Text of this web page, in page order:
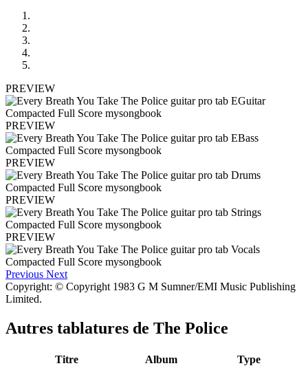
PREVIEW
PREVIEW
PREVIEW
PREVIEW
PREVIEW
Previous Next
Copyright: © Copyright 1983 G M Sumner/EMI Music Publishing
Limited.
Autres tablatures de The Police
Titre Album
Type